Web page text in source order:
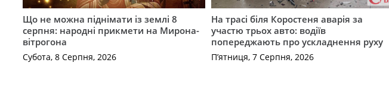
Що не можна піднімати із землі 8
серпня: народні прикмети на Мирона-
вітрогона
Субота, 8 Серпня, 2026
На трасі біля Коростеня аварія за
участю трьох авто: водіїв
попереджають про ускладнення руху
П’ятниця, 7 Серпня, 2026